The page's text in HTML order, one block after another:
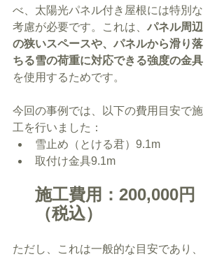
べ、太陽光パネル付き屋根には特別な
考慮が必要です。これは、 パネル周辺
の狭いスペースや、パネルから滑り落
ちる雪の荷重に対応できる強度の金具
を使用するためです。
今回の事例では、以下の費用目安で施
工を行いました：
雪止め（とける君）9.1m
取付け金具9.1m
施工費用：200,000円
（税込）
ただし、これは一般的な目安であり、